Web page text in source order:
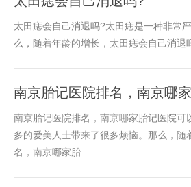
太田痣会自己消退吗?太田痣是一种非常
么，随着年龄的增长，太田痣会自己消退
南京胎记医院排名，南京哪
南京胎记医院排名，南京哪家胎记医院
多的爱美人士带来了很多烦恼。那么，
名，南京哪家胎...